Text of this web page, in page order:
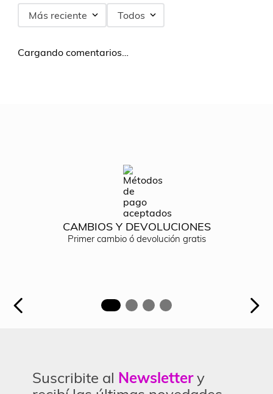
Más reciente Todos
Cargando comentarios…
CAMBIOS Y DEVOLUCIONES
Primer cambio ó devolución gratis
Suscribite al Newslettery